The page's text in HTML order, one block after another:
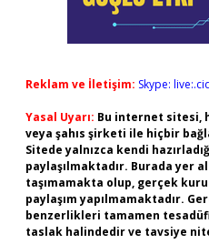
Reklam ve İletişim: Skype:
Yasal Uyarı: Bu internet sitesi,
veya şahıs şirketi ile hiçbir
Sitede yalnızca kendi
paylaşılmaktadır. Burada yer
taşımamakta olup, gerçek
paylaşım yapılmamaktadır.
benzerlikleri tamamen
taslak halindedir ve tavsiye